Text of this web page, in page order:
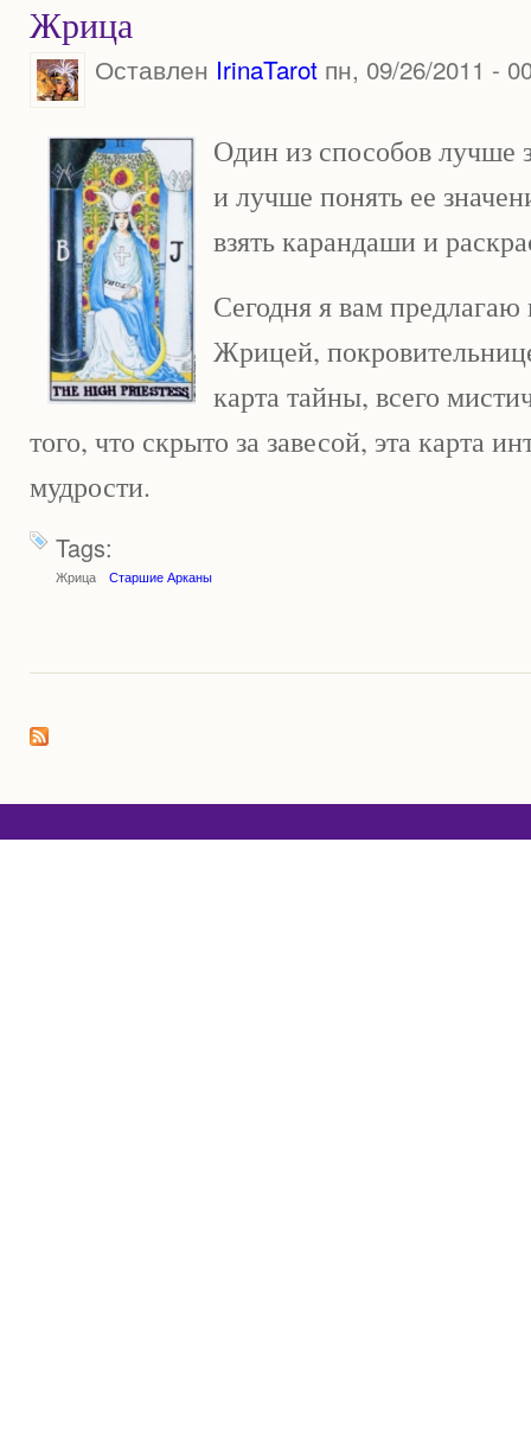
Жрица
Оставлен IrinaTarotпн, 09/26/2011 -
Один из способов лучше
и лучше понять ее
взять карандаши и
Сегодня я вам
Жрицей,
карта тайны, всего
того, что скрыто за завесой, эта карта
мудрости.
Tags:
Жрица Старшие Арканы